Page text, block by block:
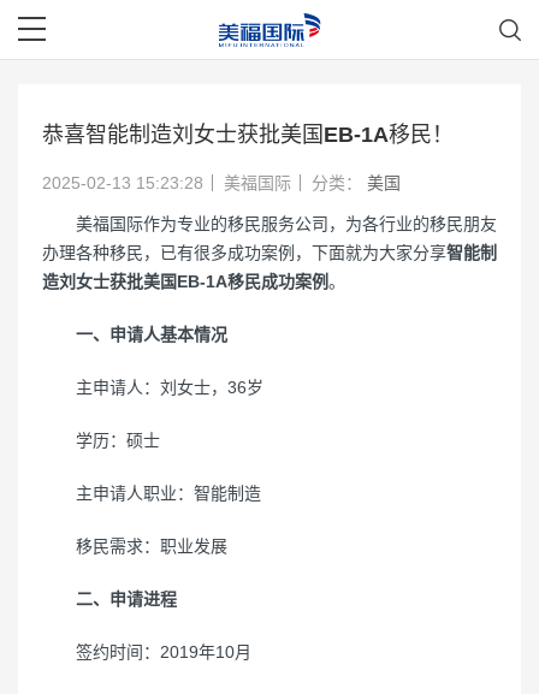
恭喜智能制造刘女士获批美国EB-1A移民！
2025-02-13 15:23:28 美福国际 分类： 美国
美福国际作为专业的移民服务公司，为各行业的移民朋友
办理各种移民，已有很多成功案例，下面就为大家分享智能制
造刘女士获批美国EB-1A移民成功案例。
一、申请人基本情况
主申请人：刘女士，36岁
学历：硕士
主申请人职业：智能制造
移民需求：职业发展
二、申请进程
签约时间：2019年10月